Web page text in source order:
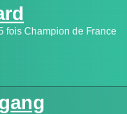
fois Champion de France